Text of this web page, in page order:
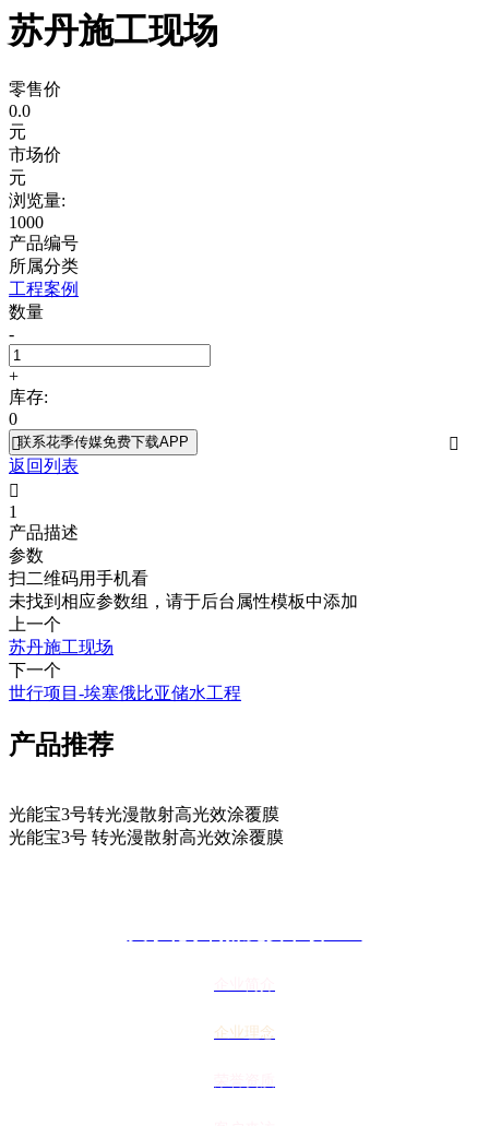
苏丹施工现场
零售价
0.0
元
市场价
元
浏览量:
1000
产品编号
所属分类
工程案例
数量
-
+
库存:
0
联系花季传媒免费下载APP
返回列表

1
产品描述
参数
扫二维码用手机看
未找到相应参数组，请于后台属性模板中添加
上一个
苏丹施工现场
下一个
世行项目-埃塞俄比亚储水工程
产品推荐
光能宝3号转光漫散射高光效涂覆膜
光能宝3号 转光漫散射高光效涂覆膜
 
企业理念